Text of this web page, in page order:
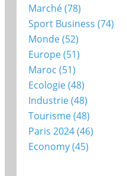
Marché(78)
Sport Business (74)
Monde(52)
Europe(51)
Maroc (51)
Ecologie(48)
Industrie(48)
Tourisme(48)
Paris 2024(46)
Economy(45)